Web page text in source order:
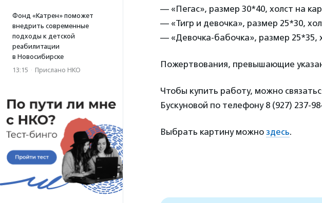
Фонд «Катрен» поможет
внедрить современные
подходы к детской
реабилитации
в Новосибирске
13:15 · Прислано НКО
— «Пегас», размер 30*40, холст на
— «Тигр и девочка», размер 25*30,
— «Девочка-бабочка», размер 25*35,
Пожертвования, превышающие
Чтобы купить работу, можно
Бускуновой по телефону 8 (927) 237-
Выбрать картину можно здесь.